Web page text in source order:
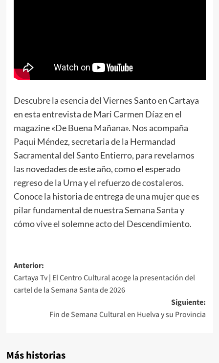
Descubre la esencia del Viernes Santo en Cartaya
en esta entrevista de Mari Carmen Díaz en el
magazine «De Buena Mañana». Nos acompaña
Paqui Méndez, secretaria de la Hermandad
Sacramental del Santo Entierro, para revelarnos
las novedades de este año, como el esperado
regreso de la Urna y el refuerzo de costaleros.
Conoce la historia de entrega de una mujer que es
pilar fundamental de nuestra Semana Santa y
cómo vive el solemne acto del Descendimiento.
Anterior:
Cartaya Tv | El Centro Cultural acoge la presentación del
cartel de la Semana Santa de 2026
Siguiente:
Fin de Semana Cultural en Huelva y su Provincia
Más historias